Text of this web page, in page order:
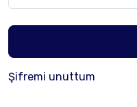
Şifremi unuttum